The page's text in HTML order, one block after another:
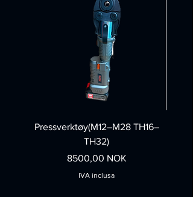
Pressverktøy(M12–M28 TH16–
TH32)
Prezzo
8500,00 NOK
IVA inclusa